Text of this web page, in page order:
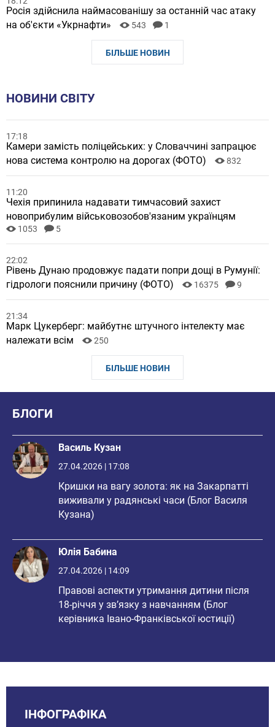
Росія здійснила наймасованішу за останній час атаку
на об'єкти «Укрнафти»
543 1
БІЛЬШЕ НОВИН
НОВИНИ СВІТУ
17:18
Камери замість поліцейських: у Словаччині запрацює
нова система контролю на дорогах (ФОТО)
832
11:20
Чехія припинила надавати тимчасовий захист
новоприбулим військовозобов'язаним українцям
1053 5
22:02
Рівень Дунаю продовжує падати попри дощі в Румунії:
гідрологи пояснили причину (ФОТО)
16375 9
21:34
Марк Цукерберг: майбутнє штучного інтелекту має
належати всім
250
БІЛЬШЕ НОВИН
БЛОГИ
Василь Кузан
27.04.2026 | 17:08
Кришки на вагу золота: як на Закарпатті
виживали у радянські часи (Блог Василя
Кузана)
Юлія Бабина
27.04.2026 | 14:09
Правові аспекти утримання дитини після
18-річчя у зв’язку з навчанням (Блог
керівника Івано-Франківської юстиції)
ІНФОГРАФІКА